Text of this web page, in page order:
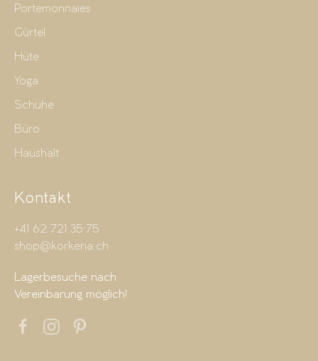
Portemonnaies
Gürtel
Hüte
Yoga
Schuhe
Büro
Haushalt
Kontakt
+41 62 721 35 75
shop@korkeria.ch
Lagerbesuche nach
Vereinbarung möglich!